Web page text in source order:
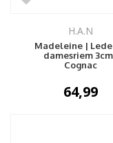
H.A.N
Madeleine |
damesriem
Cognac
64,99